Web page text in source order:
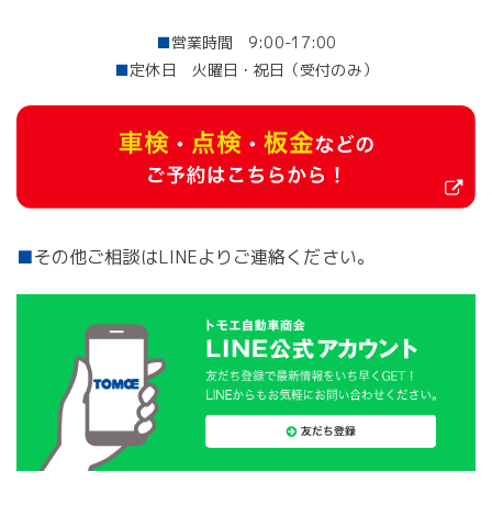
■営業時間 9:00-17:00
■定休日 火曜日・祝日（受付のみ）
■その他ご相談はLINEよりご連絡ください。